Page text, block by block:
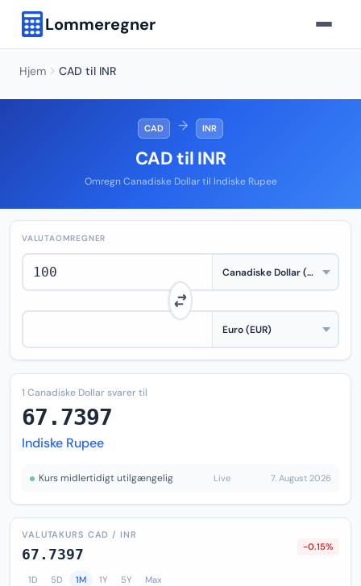
Lommeregner
Hjem CAD til INR
CAD → INR
CAD til INR
Omregn Canadiske Dollar til Indiske Rupee
VALUTAOMREGNER
1 Canadiske Dollar svarer til
67.7397
Indiske Rupee
Kurs midlertidigt utilgængelig Live 7. August 2026
VALUTAKURS CAD / INR
67.7397 -0.15%
1D 5D 1M 1Y 5Y Max